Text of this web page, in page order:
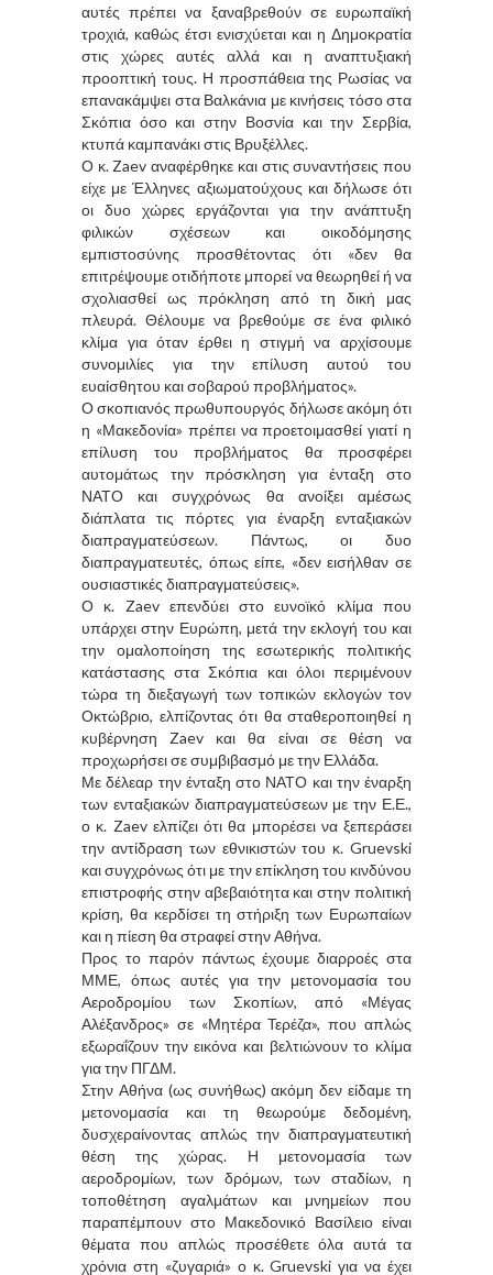
αυτές πρέπει να ξαναβρεθούν σε ευρωπαϊκή
τροχιά, καθώς έτσι ενισχύεται και η Δημοκρατία
στις χώρες αυτές αλλά και η αναπτυξιακή
προοπτική τους. Η προσπάθεια της Ρωσίας να
επανακάμψει στα Βαλκάνια με κινήσεις τόσο στα
Σκόπια όσο και στην Βοσνία και την Σερβία,
κτυπά καμπανάκι στις Βρυξέλλες.
Ο κ. Zaev αναφέρθηκε και στις συναντήσεις που
είχε με Έλληνες αξιωματούχους και δήλωσε ότι
οι δυο χώρες εργάζονται για την ανάπτυξη
φιλικών σχέσεων και οικοδόμησης
εμπιστοσύνης προσθέτοντας ότι «δεν θα
επιτρέψουμε οτιδήποτε μπορεί να θεωρηθεί ή να
σχολιασθεί ως πρόκληση από τη δική μας
πλευρά. Θέλουμε να βρεθούμε σε ένα φιλικό
κλίμα για όταν έρθει η στιγμή να αρχίσουμε
συνομιλίες για την επίλυση αυτού του
ευαίσθητου και σοβαρού προβλήματος».
Ο σκοπιανός πρωθυπουργός δήλωσε ακόμη ότι
η «Μακεδονία» πρέπει να προετοιμασθεί γιατί η
επίλυση του προβλήματος θα προσφέρει
αυτομάτως την πρόσκληση για ένταξη στο
ΝΑΤΟ και συγχρόνως θα ανοίξει αμέσως
διάπλατα τις πόρτες για έναρξη ενταξιακών
διαπραγματεύσεων. Πάντως, οι δυο
διαπραγματευτές, όπως είπε, «δεν εισήλθαν σε
ουσιαστικές διαπραγματεύσεις».
Ο κ. Zaev επενδύει στο ευνοϊκό κλίμα που
υπάρχει στην Ευρώπη, μετά την εκλογή του και
την ομαλοποίηση της εσωτερικής πολιτικής
κατάστασης στα Σκόπια και όλοι περιμένουν
τώρα τη διεξαγωγή των τοπικών εκλογών τον
Οκτώβριο, ελπίζοντας ότι θα σταθεροποιηθεί η
κυβέρνηση Zaev και θα είναι σε θέση να
προχωρήσει σε συμβιβασμό με την Ελλάδα.
Με δέλεαρ την ένταξη στο ΝΑΤΟ και την έναρξη
των ενταξιακών διαπραγματεύσεων με την Ε.Ε.,
ο κ. Zaev ελπίζει ότι θα μπορέσει να ξεπεράσει
την αντίδραση των εθνικιστών του κ. Gruevski
και συγχρόνως ότι με την επίκληση του κινδύνου
επιστροφής στην αβεβαιότητα και στην πολιτική
κρίση, θα κερδίσει τη στήριξη των Ευρωπαίων
και η πίεση θα στραφεί στην Αθήνα.
Προς το παρόν πάντως έχουμε διαρροές στα
ΜΜΕ, όπως αυτές για την μετονομασία του
Αεροδρομίου των Σκοπίων, από «Μέγας
Αλέξανδρος» σε «Μητέρα Τερέζα», που απλώς
εξωραΐζουν την εικόνα και βελτιώνουν το κλίμα
για την ΠΓΔΜ.
Στην Αθήνα (ως συνήθως) ακόμη δεν είδαμε τη
μετονομασία και τη θεωρούμε δεδομένη,
δυσχεραίνοντας απλώς την διαπραγματευτική
θέση της χώρας. Η μετονομασία των
αεροδρομίων, των δρόμων, των σταδίων, η
τοποθέτηση αγαλμάτων και μνημείων που
παραπέμπουν στο Μακεδονικό Βασίλειο είναι
θέματα που απλώς προσέθετε όλα αυτά τα
χρόνια στη «ζυγαριά» ο κ. Gruevski για να έχει